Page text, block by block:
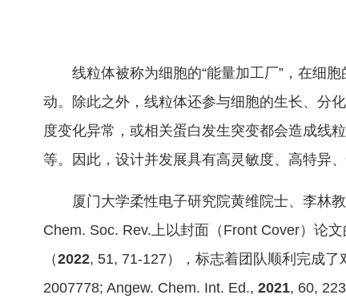
线粒体被称为细胞的“能量加工厂”，在细
动。除此之外，线粒体还参与细胞的生长、分
度变化异常，或相关蛋白发生突变都会造成线
等。因此，设计并发展具有高灵敏度、高特异
厦门大学柔性电子研究院黄维院士、李林
Chem. Soc. Rev.上以封面（Front Cover）论
（2022, 51, 71-127），标志着团队顺利完成了
2007778; Angew. Chem. Int. Ed., 2021, 60,